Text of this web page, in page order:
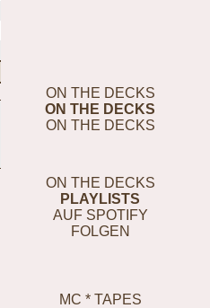
ON THE DECKS
ON THE DECKS
ON THE DECKS
ON THE DECKS
PLAYLISTS
AUF SPOTIFY
FOLGEN
MC * TAPES